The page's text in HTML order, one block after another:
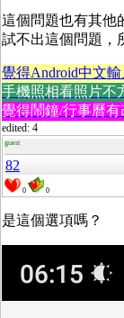
這個問題也有其他
試不出這個問題，
覺得Android中文
手機照相看照片不
覺得鬧鐘/行事曆
edited: 4
guest
82
0 0
是這個選項嗎？